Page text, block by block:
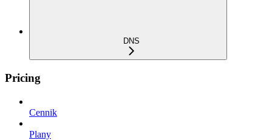
DNS
Pricing
Cennik
Plany